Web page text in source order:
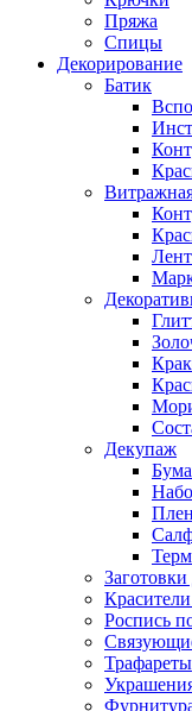
Пряжа
Спицы
Декорирование
Батик
Декупаж
Роспись
Трафареты